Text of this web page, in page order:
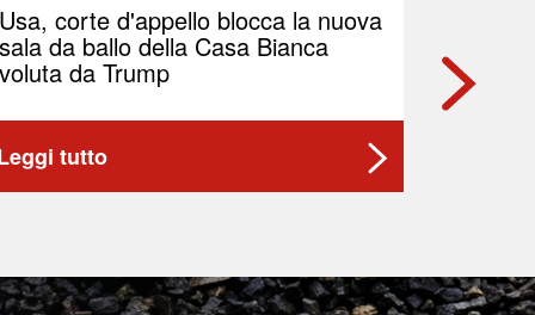
Usa, corte d'appello blocca la nuova
sala da ballo della Casa Bianca
voluta da Trump
tutto